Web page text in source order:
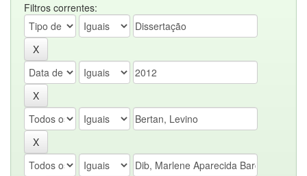
Filtros correntes: